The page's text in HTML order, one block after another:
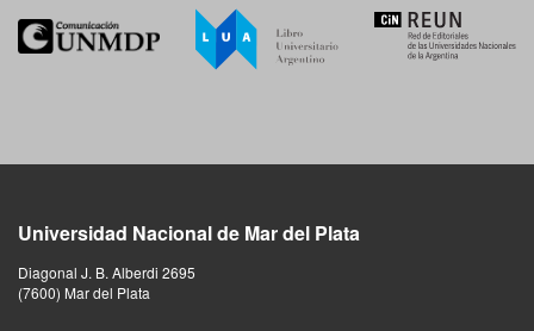
Universidad Nacional de Mar del Plata
Diagonal J. B. Alberdi 2695
(7600) Mar del Plata